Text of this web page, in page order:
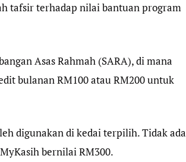
tafsir terhadap nilai bantuan program
Asas Rahmah (SARA), di mana
bulanan RM100 atau RM200 untuk
digunakan di kedai terpilih. Tidak ada
bernilai RM300.